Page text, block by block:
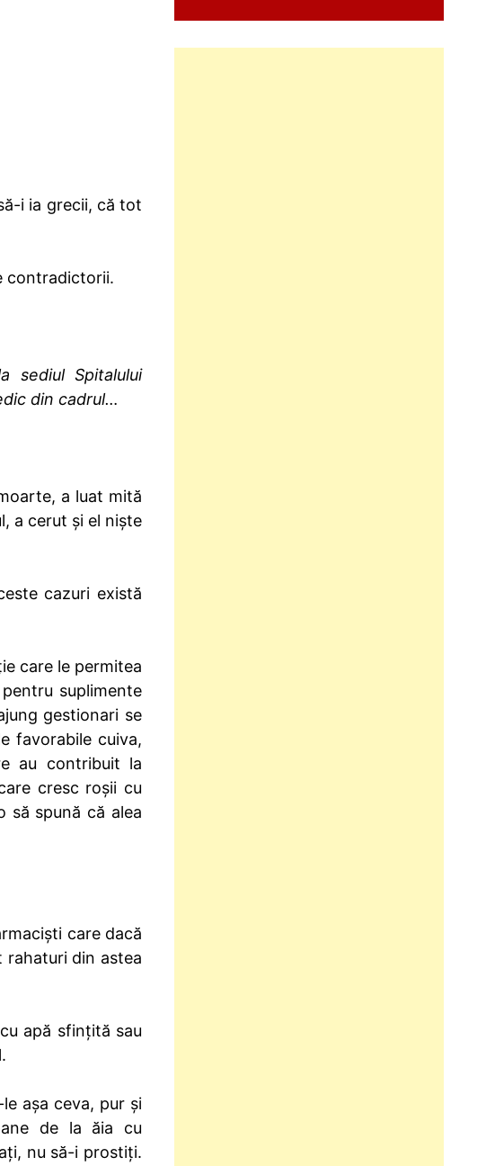
i ia grecii, că tot
contradictorii.
sediul Spitalului
din cadrul…
a luat mită
a cerut și el niște
cazuri există
care le permitea
suplimente
gestionari se
favorabile cuiva,
au contribuit la
cresc roșii cu
să spună că alea
care dacă
rahaturi din astea
apă sfințită sau
așa ceva, pur și
de la ăia cu
nu să-i prostiți.